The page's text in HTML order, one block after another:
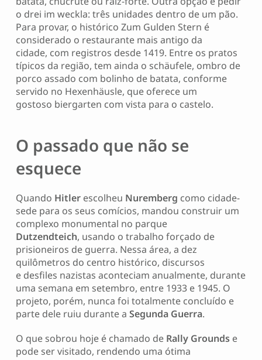
o drei im weckla: três unidades dentro de um pão.
Para provar, o histórico Zum Gulden Stern é
considerado o restaurante mais antigo da
cidade, com registros desde 1419. Entre os pratos
típicos da região, tem ainda o schäufele, ombro de
porco assado com bolinho de batata, conforme
servido no Hexenhäusle, que oferece um
gostoso biergarten com vista para o castelo.
O passado que não se
esquece
Quando Hitlerescolheu Nuremberg como cidade-
sede para os seus comícios, mandou construir um
complexo monumental no parque
Dutzendteich, usando o trabalho forçado de
prisioneiros de guerra. Nessa área, a dez
quilômetros do centro histórico, discursos
e desfiles nazistas aconteciam anualmente, durante
uma semana em setembro, entre 1933 e 1945. O
projeto, porém, nunca foi totalmente concluído e
parte dele ruiu durante a Segunda Guerra.
O que sobrou hoje é chamado de Rally Groundse
pode ser visitado, rendendo uma ótima